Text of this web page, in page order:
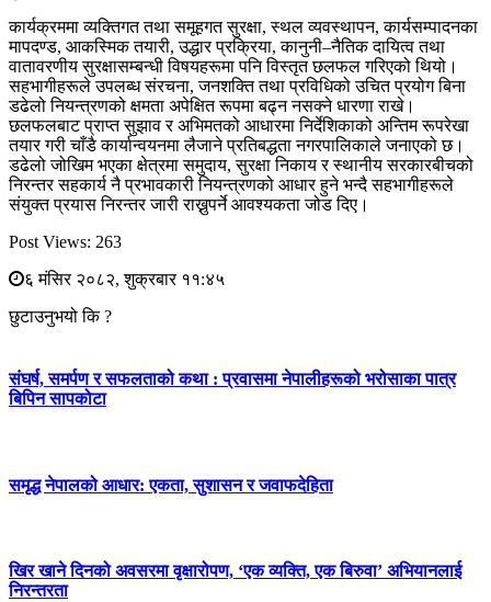
कार्यक्रममा व्यक्तिगत तथा समूहगत सुरक्षा, स्थल व्यवस्थापन, कार्यसम्पादनका
मापदण्ड, आकस्मिक तयारी, उद्धार प्रक्रिया, कानुनी–नैतिक दायित्व तथा
वातावरणीय सुरक्षासम्बन्धी विषयहरूमा पनि विस्तृत छलफल गरिएको थियो।
सहभागीहरूले उपलब्ध संरचना, जनशक्ति तथा प्रविधिको उचित प्रयोग बिना
डढेलो नियन्त्रणको क्षमता अपेक्षित रूपमा बढ्न नसक्ने धारणा राखे।
छलफलबाट प्राप्त सुझाव र अभिमतको आधारमा निर्देशिकाको अन्तिम रूपरेखा
तयार गरी चाँडै कार्यान्वयनमा लैजाने प्रतिबद्धता नगरपालिकाले जनाएको छ।
डढेलो जोखिम भएका क्षेत्रमा समुदाय, सुरक्षा निकाय र स्थानीय सरकारबीचको
निरन्तर सहकार्य नै प्रभावकारी नियन्त्रणको आधार हुने भन्दै सहभागीहरूले
संयुक्त प्रयास निरन्तर जारी राख्नुपर्ने आवश्यकता जोड दिए।
Post Views: 263
६ मंसिर २०८२, शुक्रबार ११:४५
छुटाउनुभयो कि ?
संघर्ष, समर्पण र सफलताको कथा : प्रवासमा नेपालीहरूको भरोसाका पात्र
बिपिन सापकोटा
समृद्ध नेपालको आधार: एकता, सुशासन र जवाफदेहिता
खिर खाने दिनको अवसरमा वृक्षारोपण, ‘एक व्यक्ति, एक बिरुवा’ अभियानलाई
निरन्तरता